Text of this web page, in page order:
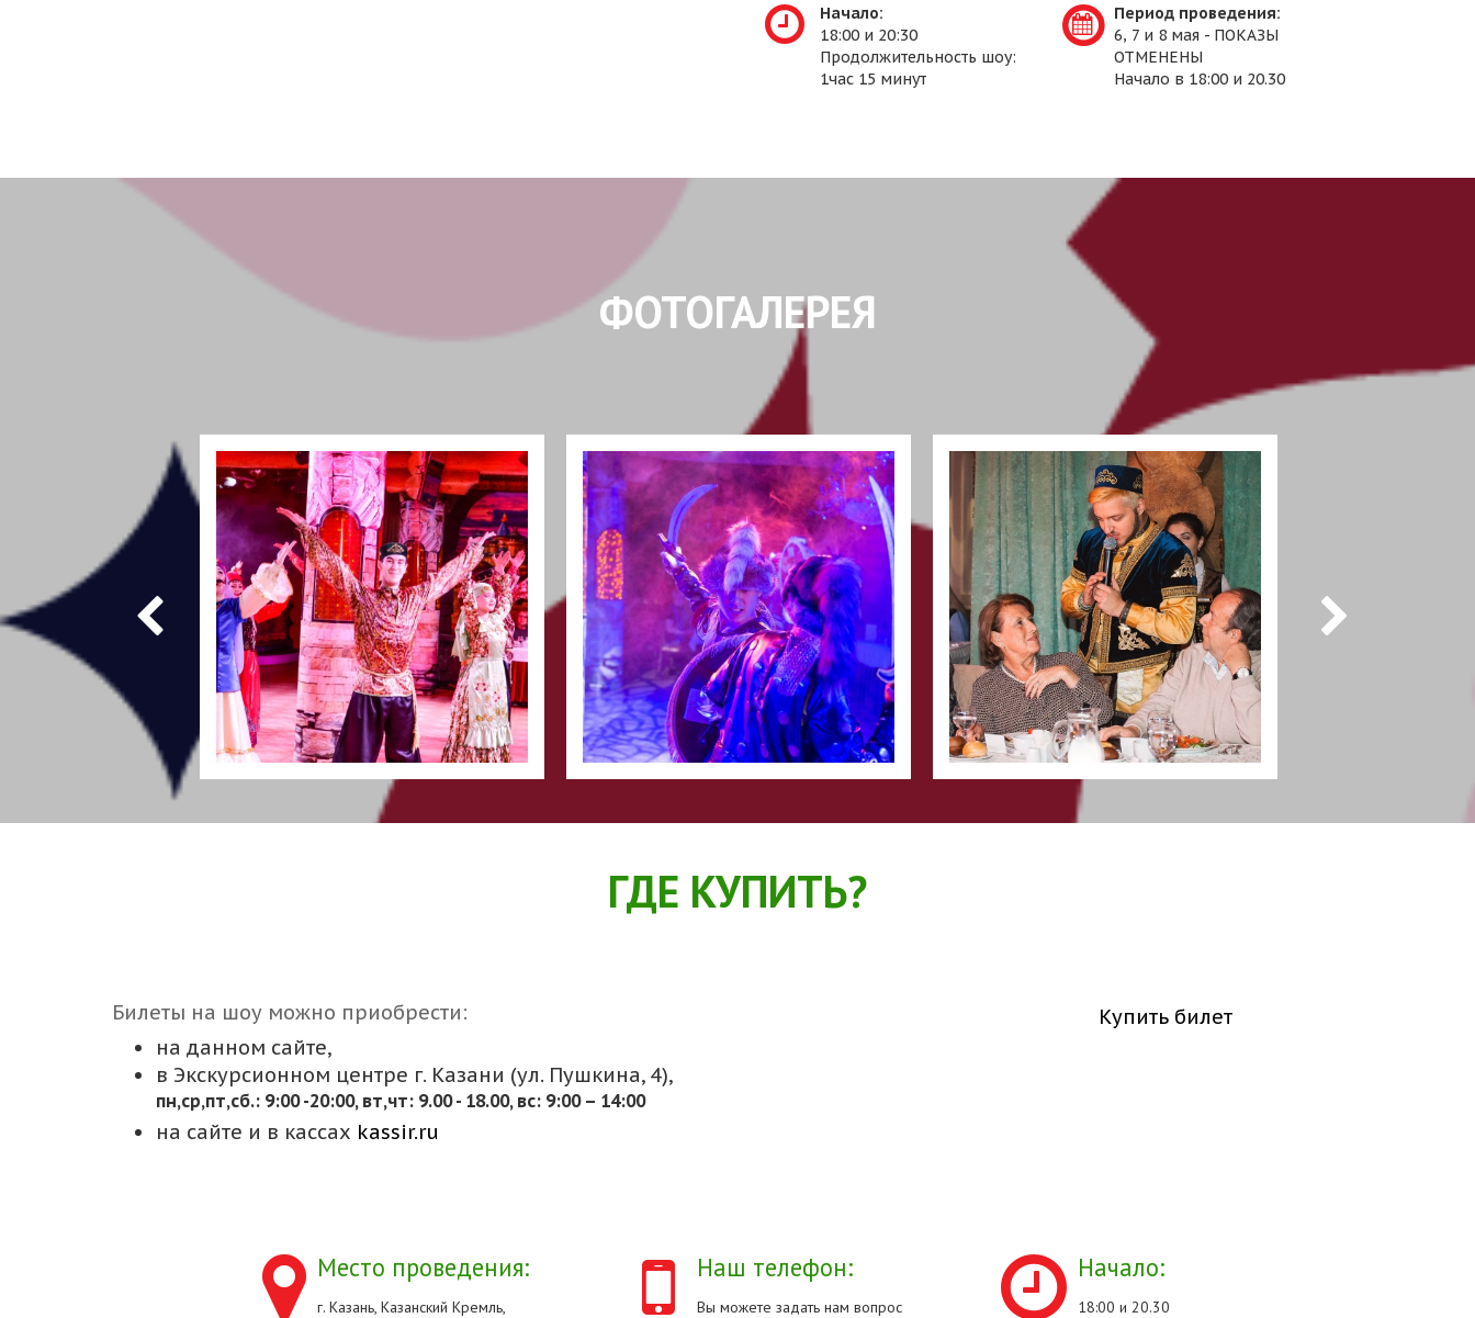
Начало:
18:00 и 20:30
Продолжительность шоу:
1час 15 минут
Период проведения:
6, 7 и 8 мая - ПОКАЗЫ
ОТМЕНЕНЫ
Начало в 18:00 и 20.30
ФОТОГАЛЕРЕЯ
ГДЕ КУПИТЬ?
Билеты на шоу можно приобрести:
на данном сайте,
в Экскурсионном центре г. Казани (ул. Пушкина, 4),
пн,cр,пт,сб.: 9:00 -20:00, вт,чт: 9.00 - 18.00, вс: 9:00 – 14:00
на сайте и в кассах kassir.ru
Купить билет
Место проведения:
г. Казань, Казанский Кремль,
Наш телефон:
Вы можете задать нам вопрос
Начало:
18:00 и 20.30